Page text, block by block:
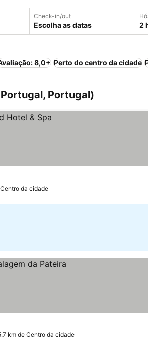
Check-in/out
Escolha as datas 2
8,0+ Perto do centro da cidade
Portugal)
da cidade
km de Centro da cidade